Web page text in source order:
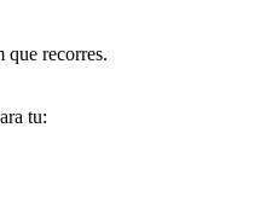
que recorres.
tu: